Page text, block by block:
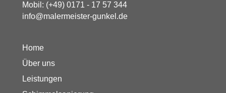
Mobil: (+49) 0171 - 17 57 344
info@malermeister-gunkel.de
Home
Über uns
Leistungen